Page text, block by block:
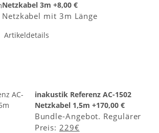
Netzkabel 3m +8,00 €
Netzkabel mit 3m Länge
Artikeldetails
inakustik Referenz AC-1502
Netzkabel 1,5m +170,00 €
Bundle-Angebot. Regulärer
Preis: 229€